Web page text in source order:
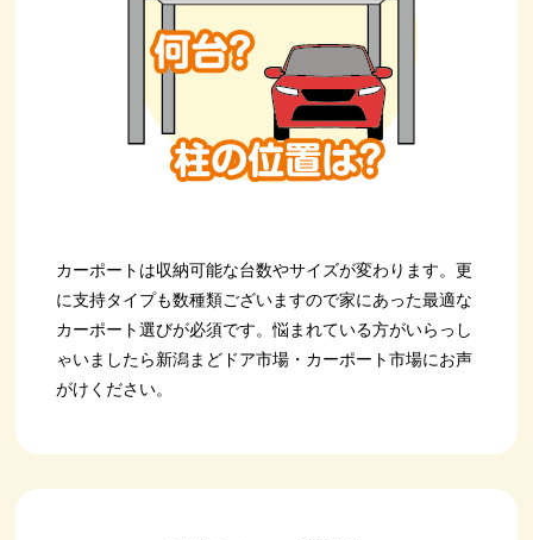
カーポートは収納可能な台数やサイズが変わります。更
に支持タイプも数種類ございますので家にあった最適な
カーポート選びが必須です。悩まれている方がいらっし
ゃいましたら新潟まどドア市場・カーポート市場にお声
がけください。